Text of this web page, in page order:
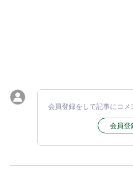
会員登録をして記事にコメ
会員登